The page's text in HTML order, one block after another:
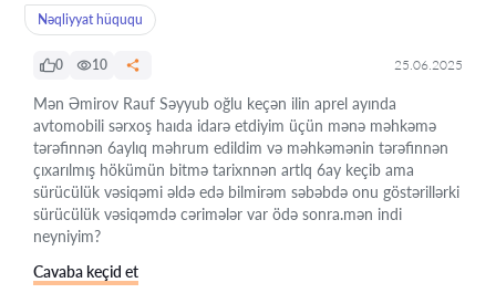
Nəqliyyat hüququ
0 10 25.06.2025
Mən Əmirov Rauf Səyyub oğlu keçən ilin aprel ayında
avtomobili sərxoş haıda idarə etdiyim üçün mənə məhkəmə
tərəfinnən 6aylıq məhrum edildim və məhkəmənin tərəfinnən
çıxarılmış hökümün bitmə tarixnnən artlq 6ay keçib ama
sürücülük vəsiqəmi əldə edə bilmirəm səbəbdə onu göstərillərki
sürücülük vəsiqəmdə cərimələr var ödə sonra.mən indi
neyniyim?
Cavaba keçid et